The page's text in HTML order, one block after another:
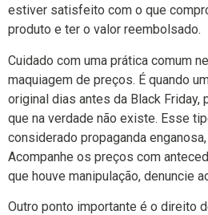
estiver satisfeito com o que
produto e ter o valor reembolsado.
Cuidado com uma prática comum
maquiagem de preços. É quando
original dias antes da Black Friday,
que na verdade não existe. Esse
considerado propaganda
Acompanhe os preços com
que houve manipulação, denuncie
Outro ponto importante é o direito